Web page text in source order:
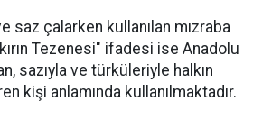
saz çalarken kullanılan mızraba
Tezenesi" ifadesi ise Anadolu
sazıyla ve türküleriyle halkın
kişi anlamında kullanılmaktadır.